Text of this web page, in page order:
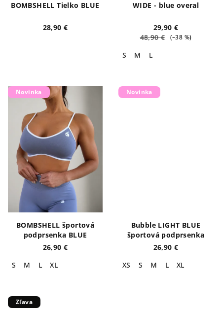
BOMBSHELL Tielko BLUE
28,90 €
WIDE - blue overal
29,90 €
48,90 €
(–38 %)
S M L
Novinka
BOMBSHELL športová
podprsenka BLUE
26,90 €
S
M L XL
Novinka
Bubble LIGHT BLUE
športová podprsenka
26,90 €
XS
S M L XL
Zľava